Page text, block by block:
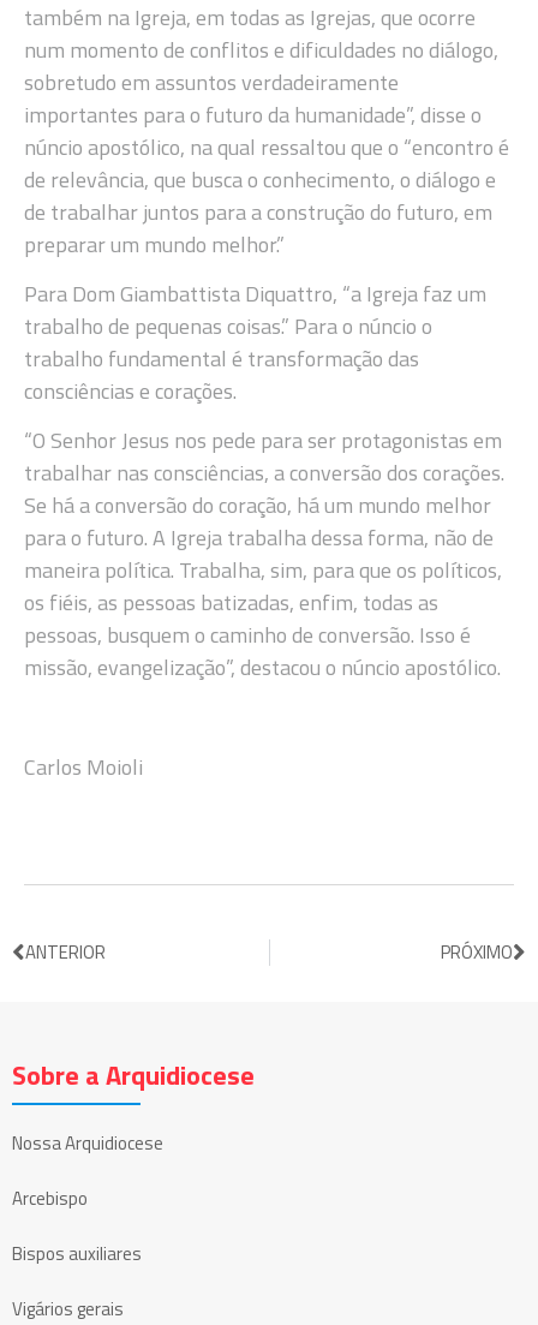
também na Igreja, em todas as Igrejas, que ocorre
num momento de conflitos e dificuldades no diálogo,
sobretudo em assuntos verdadeiramente
importantes para o futuro da humanidade”, disse o
núncio apostólico, na qual ressaltou que o “encontro é
de relevância, que busca o conhecimento, o diálogo e
de trabalhar juntos para a construção do futuro, em
preparar um mundo melhor.”
Para Dom Giambattista Diquattro, “a Igreja faz um
trabalho de pequenas coisas.” Para o núncio o
trabalho fundamental é transformação das
consciências e corações.
“O Senhor Jesus nos pede para ser protagonistas em
trabalhar nas consciências, a conversão dos corações.
Se há a conversão do coração, há um mundo melhor
para o futuro. A Igreja trabalha dessa forma, não de
maneira política. Trabalha, sim, para que os políticos,
os fiéis, as pessoas batizadas, enfim, todas as
pessoas, busquem o caminho de conversão. Isso é
missão, evangelização”, destacou o núncio apostólico.
Carlos Moioli
ANTERIOR PRÓXIMO
Sobre a Arquidiocese
Nossa Arquidiocese
Arcebispo
Bispos auxiliares
Vigários gerais